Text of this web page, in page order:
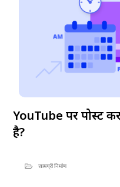
YouTube पर पोस्ट
है?
सामग्री निर्माण